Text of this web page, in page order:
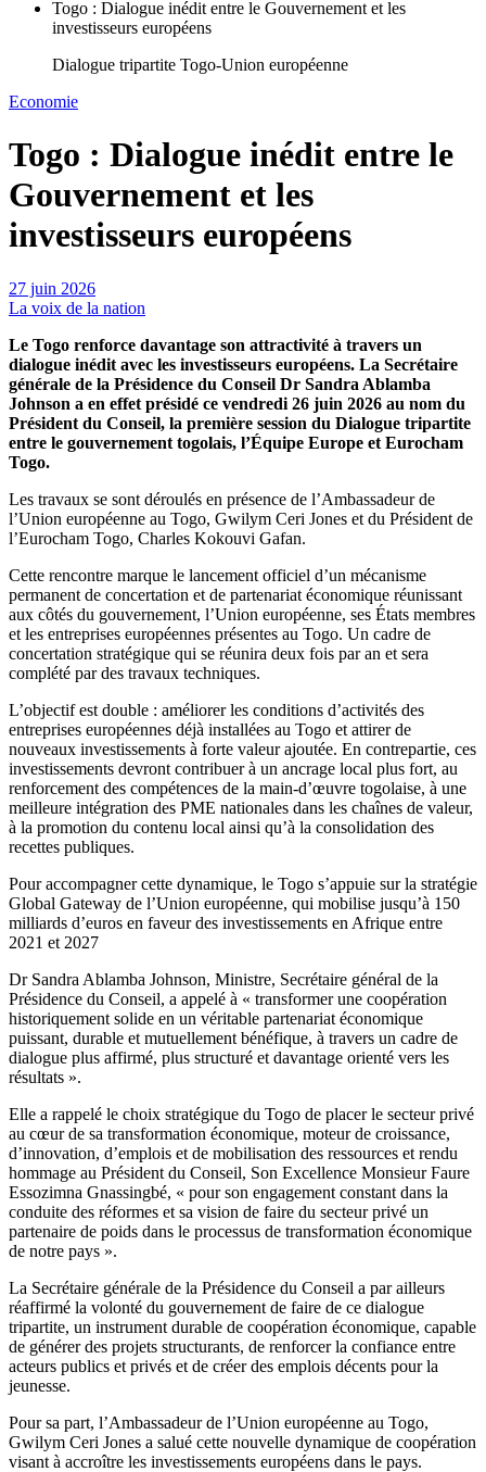
Togo : Dialogue inédit entre le Gouvernement et les
investisseurs européens
Dialogue tripartite Togo-Union européenne
Economie
Togo : Dialogue inédit entre le
Gouvernement et les
investisseurs européens
27 juin 2026
La voix de la nation
Le Togo renforce davantage son attractivité à travers un
dialogue inédit avec les investisseurs européens. La Secrétaire
générale de la Présidence du Conseil Dr Sandra Ablamba
Johnson a en effet présidé ce vendredi 26 juin 2026 au nom du
Président du Conseil, la première session du Dialogue tripartite
entre le gouvernement togolais, l’Équipe Europe et Eurocham
Togo.
Les travaux se sont déroulés en présence de l’Ambassadeur de
l’Union européenne au Togo, Gwilym Ceri Jones et du Président de
l’Eurocham Togo, Charles Kokouvi Gafan.
Cette rencontre marque le lancement officiel d’un mécanisme
permanent de concertation et de partenariat économique réunissant
aux côtés du gouvernement, l’Union européenne, ses États membres
et les entreprises européennes présentes au Togo. Un cadre de
concertation stratégique qui se réunira deux fois par an et sera
complété par des travaux techniques.
L’objectif est double : améliorer les conditions d’activités des
entreprises européennes déjà installées au Togo et attirer de
nouveaux investissements à forte valeur ajoutée. En contrepartie, ces
investissements devront contribuer à un ancrage local plus fort, au
renforcement des compétences de la main-d’œuvre togolaise, à une
meilleure intégration des PME nationales dans les chaînes de valeur,
à la promotion du contenu local ainsi qu’à la consolidation des
recettes publiques.
Pour accompagner cette dynamique, le Togo s’appuie sur la stratégie
Global Gateway de l’Union européenne, qui mobilise jusqu’à 150
milliards d’euros en faveur des investissements en Afrique entre
2021 et 2027
Dr Sandra Ablamba Johnson, Ministre, Secrétaire général de la
Présidence du Conseil, a appelé à « transformer une coopération
historiquement solide en un véritable partenariat économique
puissant, durable et mutuellement bénéfique, à travers un cadre de
dialogue plus affirmé, plus structuré et davantage orienté vers les
résultats ».
Elle a rappelé le choix stratégique du Togo de placer le secteur privé
au cœur de sa transformation économique, moteur de croissance,
d’innovation, d’emplois et de mobilisation des ressources et rendu
hommage au Président du Conseil, Son Excellence Monsieur Faure
Essozimna Gnassingbé, « pour son engagement constant dans la
conduite des réformes et sa vision de faire du secteur privé un
partenaire de poids dans le processus de transformation économique
de notre pays ».
La Secrétaire générale de la Présidence du Conseil a par ailleurs
réaffirmé la volonté du gouvernement de faire de ce dialogue
tripartite, un instrument durable de coopération économique, capable
de générer des projets structurants, de renforcer la confiance entre
acteurs publics et privés et de créer des emplois décents pour la
jeunesse.
Pour sa part, l’Ambassadeur de l’Union européenne au Togo,
Gwilym Ceri Jones a salué cette nouvelle dynamique de coopération
visant à accroître les investissements européens dans le pays.